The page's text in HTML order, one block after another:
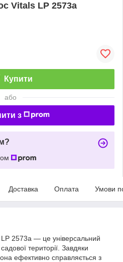
Vitals LP 2573a
Купити
або
з
Доставка Оплата Умови
2573a — це універсальний
території. Завдяки
ефективно справляється з